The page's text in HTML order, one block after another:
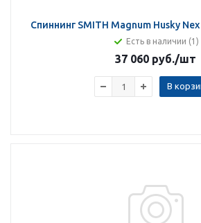
Спиннинг SMITH Magnum Husky
Есть в наличии (1)
37 060 руб./шт
В